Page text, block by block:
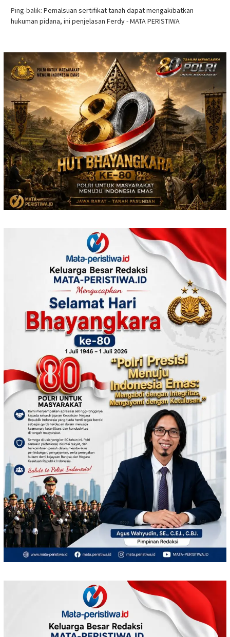
Ping-balik: Pemalsuan sertifikat tanah dapat mengakibatkan
hukuman pidana, ini penjelasan Ferdy - MATA PERISTIWA